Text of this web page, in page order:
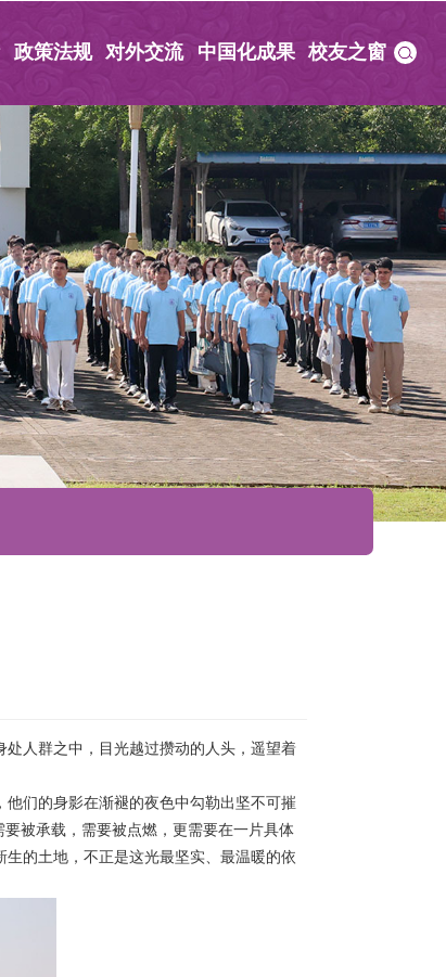
政策法规 对外交流 中国化成果 校友之窗
人群之中，目光越过攒动的人头，遥望着
们的身影在渐褪的夜色中勾勒出坚不可摧
被承载，需要被点燃，更需要在一片具体
的土地，不正是这光最坚实、最温暖的依